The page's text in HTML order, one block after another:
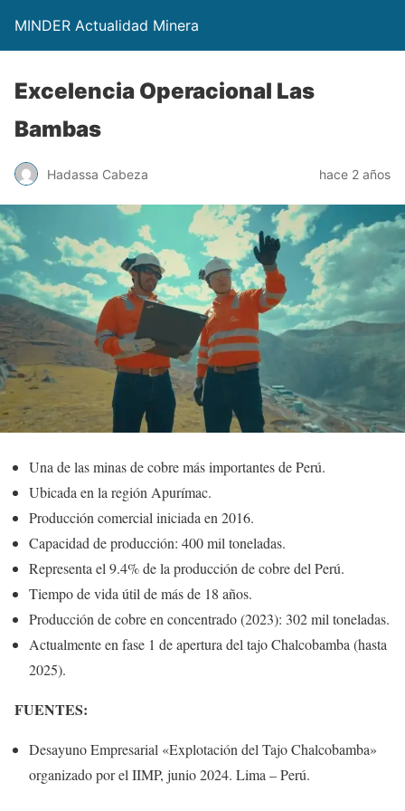
MINDER Actualidad Minera
Excelencia Operacional Las
Bambas
Hadassa Cabeza hace 2 años
Una de las minas de cobre más importantes de Perú.
Ubicada en la región Apurímac.
Producción comercial iniciada en 2016.
Capacidad de producción: 400 mil toneladas.
Representa el 9.4% de la producción de cobre del Perú.
Tiempo de vida útil de más de 18 años.
Producción de cobre en concentrado (2023): 302 mil toneladas.
Actualmente en fase 1 de apertura del tajo Chalcobamba (hasta
2025).
FUENTES:
Desayuno Empresarial «Explotación del Tajo Chalcobamba»
organizado por el IIMP, junio 2024. Lima – Perú.